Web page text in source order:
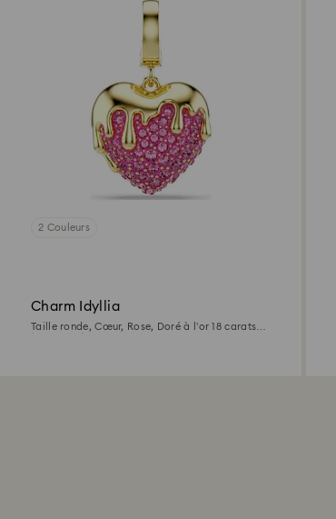
2 Couleurs
Charm Idyllia
Taille ronde, Cœur, Rose, Doré à l’or 18 carats